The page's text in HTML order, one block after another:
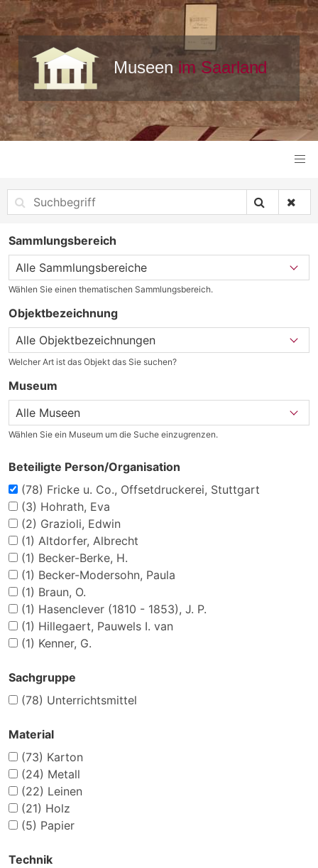
Sammlungsbereich
Wählen Sie einen thematischen Sammlungsbereich.
Objektbezeichnung
Welcher Art ist das Objekt das Sie suchen?
Museum
Wählen Sie ein Museum um die Suche einzugrenzen.
Beteiligte Person/Organisation
(78) Fricke u. Co., Offsetdruckerei, Stuttgart
(3) Hohrath, Eva
(2) Grazioli, Edwin
(1) Altdorfer, Albrecht
(1) Becker-Berke, H.
(1) Becker-Modersohn, Paula
(1) Braun, O.
(1) Hasenclever (1810 - 1853), J. P.
(1) Hillegaert, Pauwels I. van
(1) Kenner, G.
Sachgruppe
(78) Unterrichtsmittel
Material
(73) Karton
(24) Metall
(22) Leinen
(21) Holz
(5) Papier
Technik